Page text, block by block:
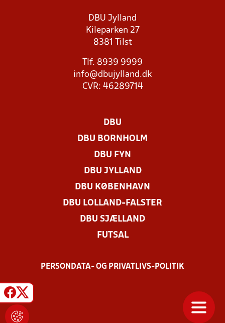
DBU Jylland
Kileparken 27
8381 Tilst
Tlf. 8939 9999
info@dbujylland.dk
CVR: 46289714
DBU
DBU BORNHOLM
DBU FYN
DBU JYLLAND
DBU KØBENHAVN
DBU LOLLAND-FALSTER
DBU SJÆLLAND
FUTSAL
PERSONDATA- OG PRIVATLIVS-POLITIK